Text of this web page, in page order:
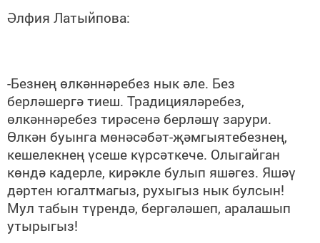
Әлфия Латыйпова:
-Безнең өлкәннәребез нык әле. Без
берләшергә тиеш. Традицияләребез,
өлкәннәребез тирәсенә берләшү зарури.
Өлкән буынга мөнәсәбәт-җәмгыятебезнең,
кешелекнең үсеше күрсәткече. Олыгайган
көндә кадерле, кирәкле булып яшәгез. Яшәү
дәртен югалтмагыз, рухыгыз нык булсын!
Мул табын түрендә, бергәләшеп, аралашып
утырыгыз!